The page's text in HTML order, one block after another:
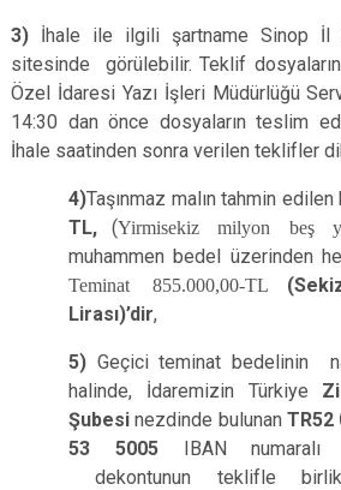
3) İhale ile ilgili şartname Sinop İl
sitesinde görülebilir. Teklif
Özel İdaresi Yazı İşleri Müdürlüğü
14:30 dan önce dosyaların teslim
İhale saatinden sonra verilen teklifler
4)Taşınmaz malın tahmin
TL, (Yirmisekiz milyon beş
muhammen bedel üzerinden
Teminat 855.000,00-TL
Lirası)’dir,
5) Geçici teminat bedelinin
halinde, İdaremizin Türkiye
Şubesi nezdinde bulunan TR52
53 5005IBAN numaralı
dekontunun teklifle